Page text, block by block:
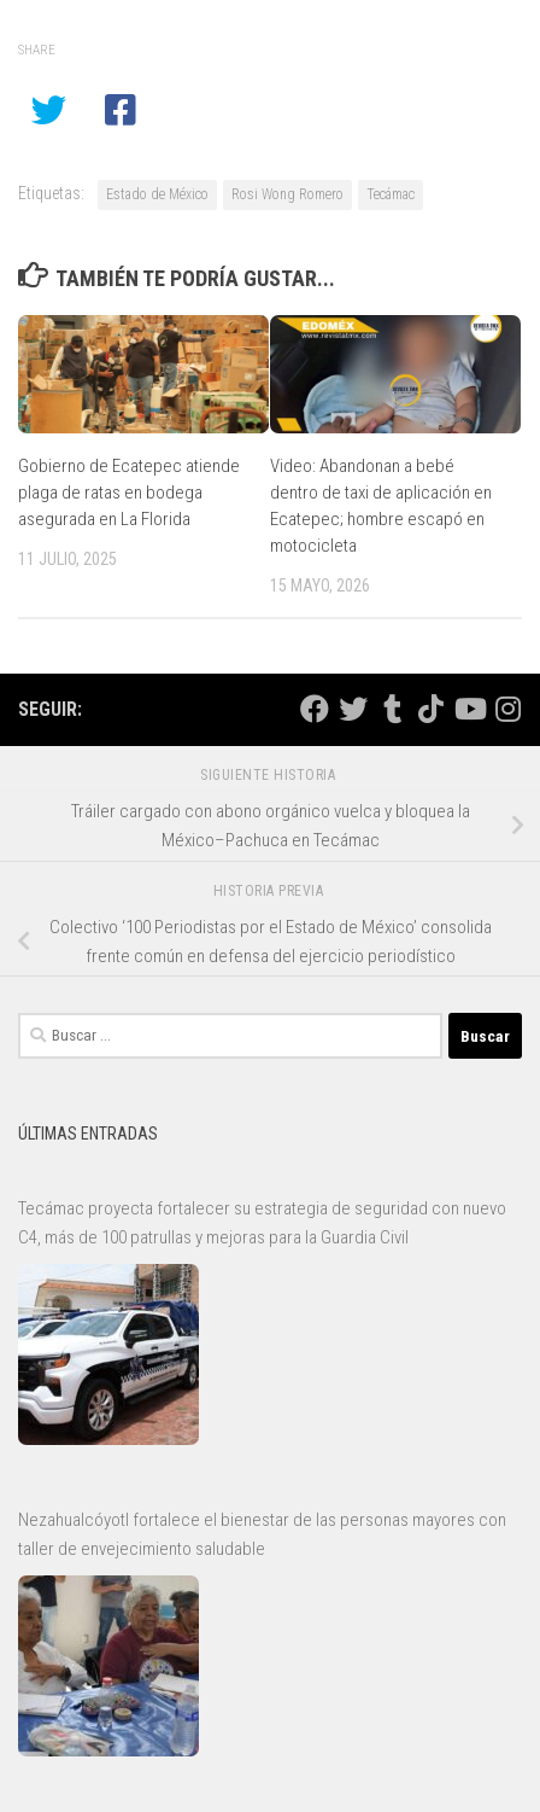
SHARE
Etiquetas: Estado de México Rosi Wong Romero Tecámac
TAMBIÉN TE PODRÍA GUSTAR...
Gobierno de Ecatepec atiende
plaga de ratas en bodega
asegurada en La Florida
11 JULIO, 2025
Video: Abandonan a bebé
dentro de taxi de aplicación en
Ecatepec; hombre escapó en
motocicleta
15 MAYO, 2026
SEGUIR:
SIGUIENTE HISTORIA
Tráiler cargado con abono orgánico vuelca y bloquea la
México–Pachuca en Tecámac
HISTORIA PREVIA
Colectivo ‘100 Periodistas por el Estado de México’ consolida
frente común en defensa del ejercicio periodístico
Buscar:
ÚLTIMAS ENTRADAS
Tecámac proyecta fortalecer su estrategia de seguridad con nuevo
C4, más de 100 patrullas y mejoras para la Guardia Civil
Nezahualcóyotl fortalece el bienestar de las personas mayores con
taller de envejecimiento saludable